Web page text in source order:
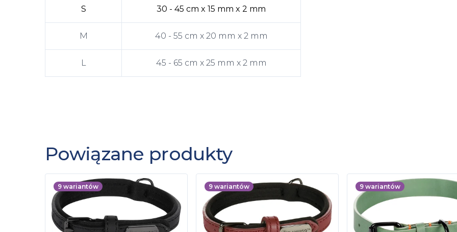
S 30 - 45 cm x 15 mm x 2 mm
M 40 - 55 cm x 20 mm x 2 mm
L 45 - 65 cm x 25 mm x 2 mm
Powiązane produkty
9 wariantów 9 wariantów 9 wariantów